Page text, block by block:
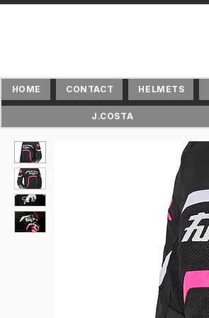
HOME CONTACT HELMETS
J.COSTA